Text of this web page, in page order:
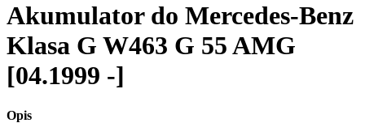
Akumulator do Mercedes-Benz
Klasa G W463 G 55 AMG
[04.1999 -]
Opis